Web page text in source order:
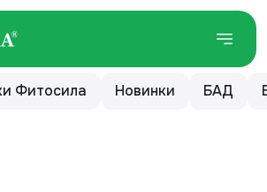
Фитосила Новинки БАД